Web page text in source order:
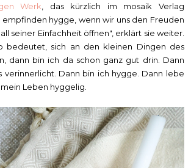
Werk , das kürzlich im mosaik Verlag
empfinden hygge, wenn wir uns den Freuden
seiner Einfachheit öffnen", erklärt sie weiter.
bedeutet, sich an den kleinen Dingen des
dann bin ich da schon ganz gut drin. Dann
verinnerlicht. Dann bin ich hygge. Dann lebe
Leben hyggelig.